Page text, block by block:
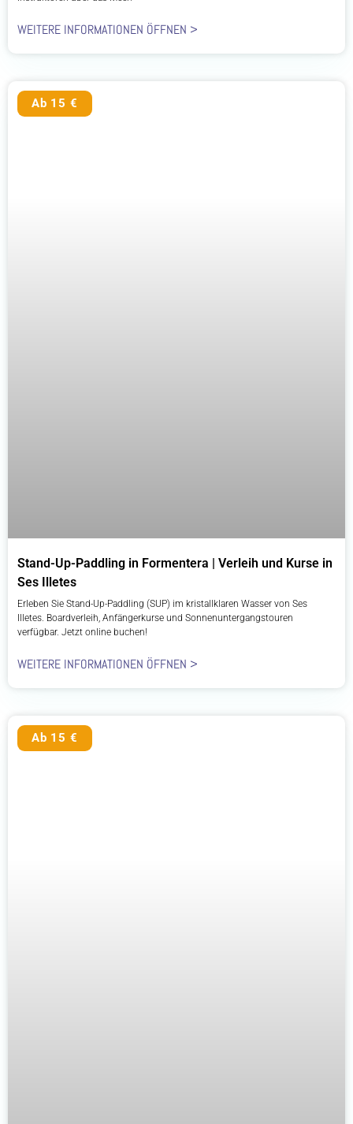
WEITERE INFORMATIONEN ÖFFNEN >
Ab 15 €
Stand-Up-Paddling in Formentera | Verleih und Kurse in
Ses Illetes
Erleben Sie Stand-Up-Paddling (SUP) im kristallklaren Wasser von Ses
Illetes. Boardverleih, Anfängerkurse und Sonnenuntergangstouren
verfügbar. Jetzt online buchen!
WEITERE INFORMATIONEN ÖFFNEN >
Ab 15 €